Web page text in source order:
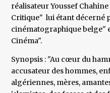
réalisateur Youssef
Critique" lui étant décerné
cinématographique belge"
Cinéma".
Synopsis : "Au cœur du
accusateur des hommes,
algériennes, mères,